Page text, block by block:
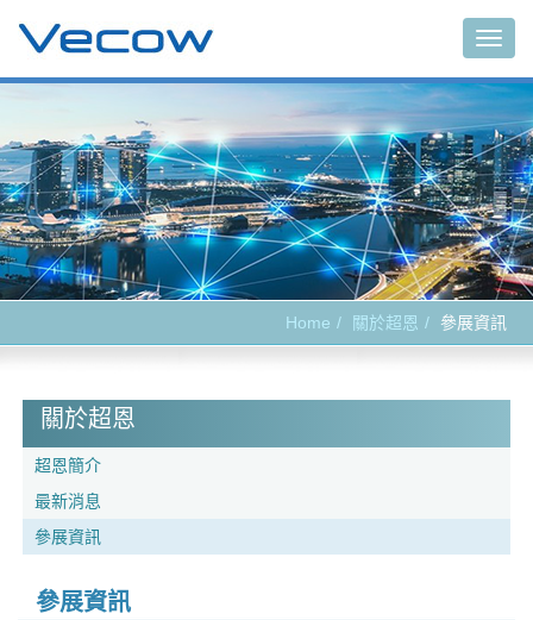
Home 關於超恩 參展資訊
關於超恩
超恩簡介
最新消息
參展資訊
參展資訊